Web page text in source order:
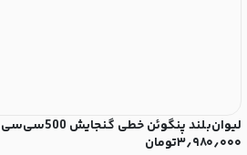
لیوان‌بلند پنگوئن خطی گنجایش 500سی‌سی کد 0112 - (ست 6 عددی)
۳٫۹۸۰٫۰۰۰تومان